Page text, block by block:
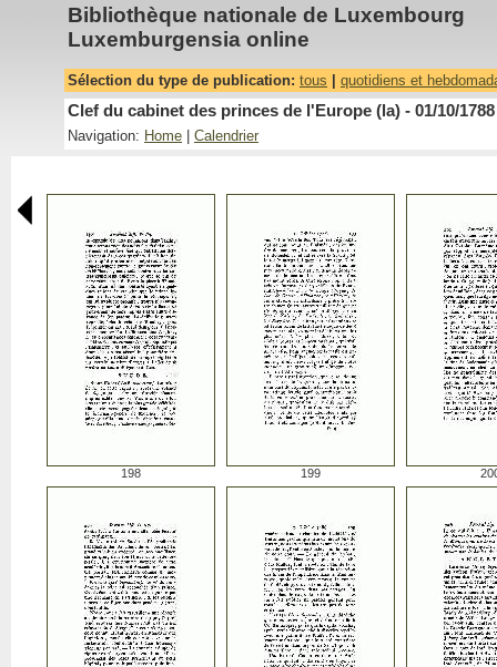
Bibliothèque nationale de Luxembourg
Luxemburgensia online
Sélection du type de publication: tous quotidiens et
Clef du cabinet des princes de l'Europe (la) - 01/10/1788
Navigation: Home Calendrier
198 199